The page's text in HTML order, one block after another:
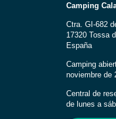
Camping
Ctra. GI-682
17320 Tossa
España
Camping
noviembre de
Central de
de lunes a